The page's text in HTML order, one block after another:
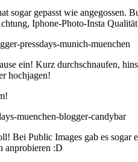
sogar gepasst wie angegossen.
Iphone-Photo-Insta
ein! Kurz durchschnaufen,
hochjagen!
Bei Public Images gab es
anprobieren :D